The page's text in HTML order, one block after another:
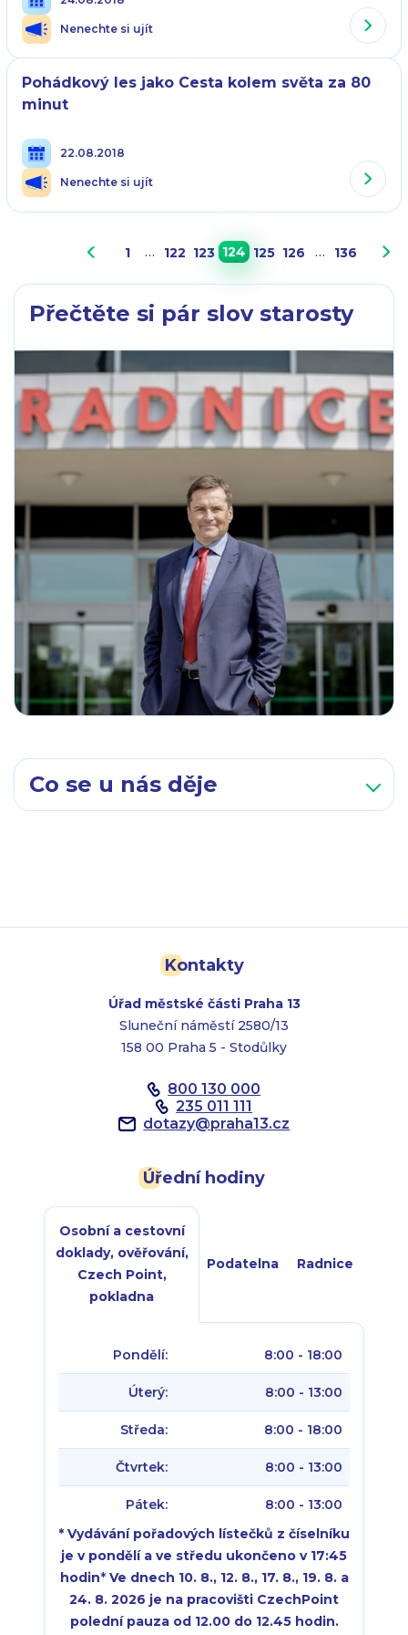
Nenechte si ujít
Pohádkový les jako Cesta kolem světa za 80
minut
22.08.2018
Nenechte si ujít
1 … 122 123 124 125 126 … 136
Přečtěte si pár slov starosty
Co se u nás děje
Kontakty
Úřad městské části Praha 13
Sluneční náměstí 2580/13
158 00 Praha 5 - Stodůlky
800 130 000
235 011 111
dotazy@praha13.cz
Úřední hodiny
Osobní a cestovní
doklady, ověřování,
Czech Point,
pokladna
Podatelna Radnice
Pondělí: 8:00 - 18:00
Úterý: 8:00 - 13:00
Středa: 8:00 - 18:00
Čtvrtek: 8:00 - 13:00
Pátek:
8:00 - 13:00
* Vydávání pořadových lístečků z číselníku
je v pondělí a ve středu ukončeno v 17:45
hodin* Ve dnech 10. 8., 12. 8., 17. 8., 19. 8. a
24. 8. 2026 je na pracovišti CzechPoint
polední pauza od 12.00 do 12.45 hodin.